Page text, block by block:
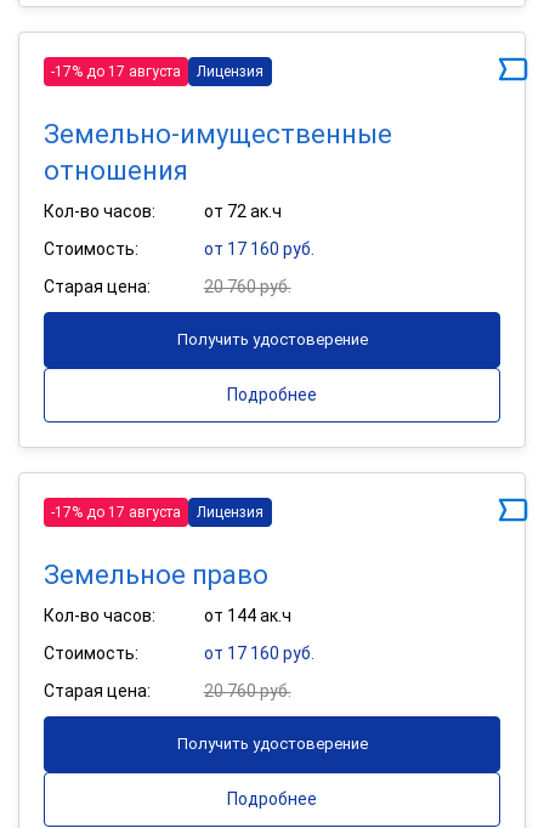
-17% до 17 августа Лицензия
Земельно-имущественные
отношения
Кол-во часов:
от 72 ак.ч
Стоимость:
от 17 160 руб.
Старая цена:
20 760 руб.
Получить удостоверение
Подробнее
-17% до 17 августа Лицензия
Земельное право
Кол-во часов:
от 144 ак.ч
Стоимость:
от 17 160 руб.
Старая цена:
20 760 руб.
Получить удостоверение
Подробнее